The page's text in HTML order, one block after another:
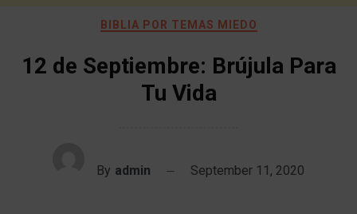
BIBLIA POR TEMAS MIEDO
12 de Septiembre: Brújula Para
Tu Vida
By admin September 11, 2020